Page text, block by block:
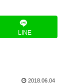
LINE
2018.06.04